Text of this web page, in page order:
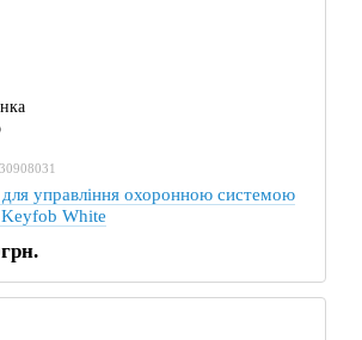
управління охоронною системою
White